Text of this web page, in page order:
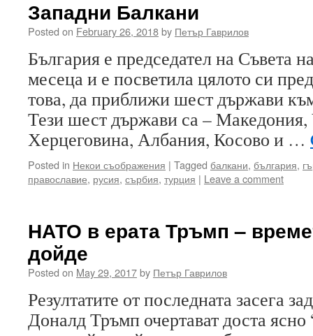
Западни Балкани
Posted on February 26, 2018by Петър Гаврилов
България е председател на Съвета
месеца и е посветила цялото си
това, да приближи шест държави
Тези шест държави са –
Херцеговина, Албания, Косово и …
Posted in Некои съображения | Tagged балкани, българия,
православие, русия, сърбия, турция | Leave a comment
НАТО в ерата Тръмп –
дойде
Posted on May 29, 2017by Петър Гаврилов
Резултатите от последната засега
Доналд Тръмп очертават доста ясно